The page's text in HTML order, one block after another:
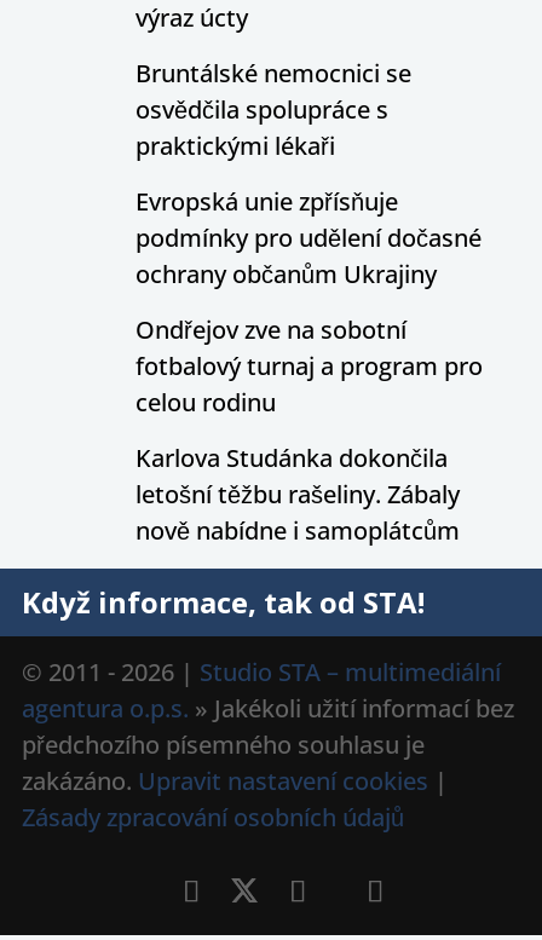
výraz úcty
Bruntálské nemocnici se
osvědčila spolupráce s
praktickými lékaři
Evropská unie zpřísňuje
podmínky pro udělení dočasné
ochrany občanům Ukrajiny
Ondřejov zve na sobotní
fotbalový turnaj a program pro
celou rodinu
Karlova Studánka dokončila
letošní těžbu rašeliny. Zábaly
nově nabídne i samoplátcům
Když informace, tak od STA!
© 2011 - 2026 | Studio STA – multimediální
agentura o.p.s. » Jakékoli užití informací bez
předchozího písemného souhlasu je
zakázáno. Upravit nastavení cookies |
Zásady zpracování osobních údajů